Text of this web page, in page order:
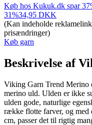
Køb hos Kukuk.dk spar
31%34,95 DKK
(Kan indeholde
prisændringer)
Køb garn
Beskrivelse af
Viking Garn Trend Merino
merino uld. Ulden er ikke
ulden gode, naturlige
række flotte farver, og med
cm, passer det til rigtig